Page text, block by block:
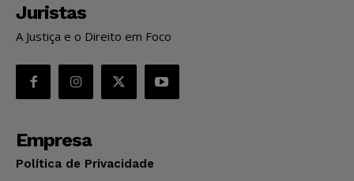
Juristas
A Justiça e o Direito em Foco
Empresa
Política de Privacidade